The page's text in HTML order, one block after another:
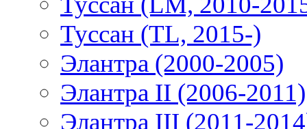
Туссан (TL, 2015-)
Элантра (2000-2005)
Элантра II (2006-2011)
Элантра III (2011-